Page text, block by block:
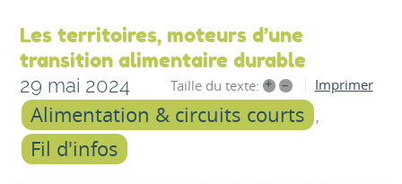
Les territoires, moteurs d’une
transition alimentaire durable
29 mai 2024 Taille du texte: + – Imprimer
Alimentation & circuits courts
Fil d'infos